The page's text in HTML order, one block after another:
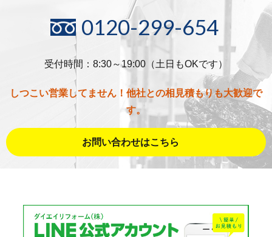
0120-299-654
受付時間：8:30～19:00（土日もOKです）
しつこい営業してません！他社との相見積もりも大歓迎で
す。
お問い合わせはこちら